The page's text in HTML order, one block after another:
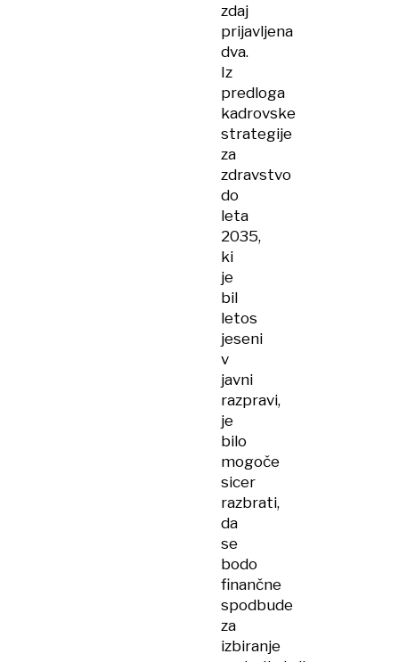
zdaj
prijavljena
dva.
Iz
predloga
kadrovske
strategije
za
zdravstvo
do
leta
2035,
ki
je
bil
letos
jeseni
v
javni
razpravi,
je
bilo
mogoče
sicer
razbrati,
da
se
bodo
finančne
spodbude
za
izbiranje